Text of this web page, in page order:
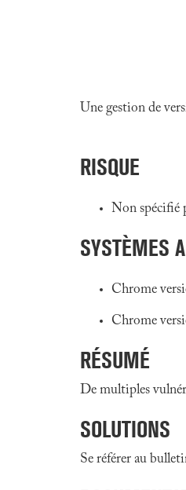
Une gestion de
RISQUE
Non spécifié
SYSTÈMES
Chrome
Chrome
RÉSUMÉ
De multiples
SOLUTIONS
Se référer au